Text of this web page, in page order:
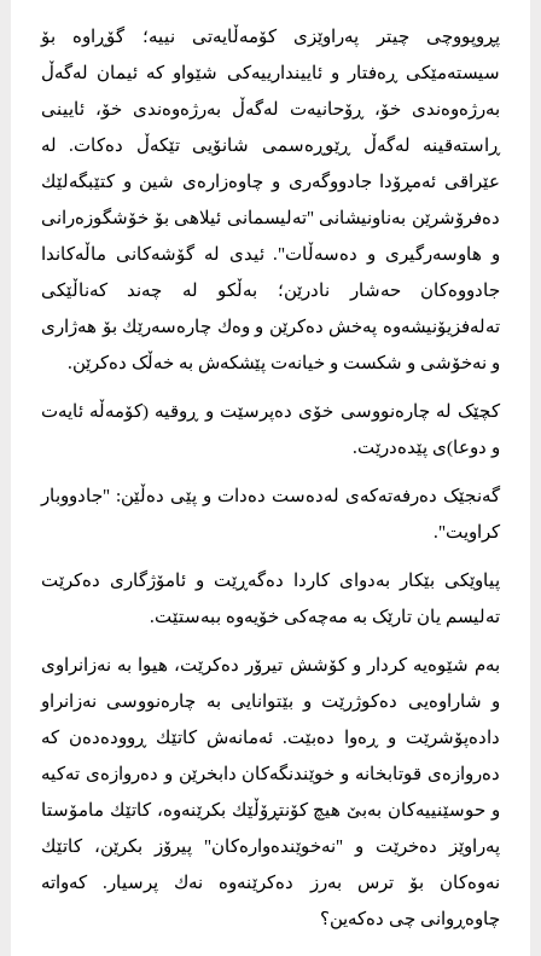
پڕوپووچی چیتر پەراوێزی کۆمەڵایەتی نییە؛ گۆڕاوە بۆ
سیستەمێکی ڕەفتار و ئاییندارییەکی شێواو کە ئیمان لەگەڵ
بەرژەوەندی خۆ، ڕۆحانیەت لەگەڵ بەرژەوەندی خۆ، ئایینی
ڕاستەقینە لەگەڵ ڕێوڕەسمی شانۆیی تێکەڵ دەکات. لە
عێراقی ئەمڕۆدا جادووگەری و چاوەزارەی شین و کتێبگەلێك
دەفرۆشرێن بەناونیشانی "تەلیسمانی ئیلاهی بۆ خۆشگوزەرانی
و هاوسەرگیری و دەسەڵات". ئیدی لە گۆشەکانی ماڵەکاندا
جادووەکان حەشار نادرێن؛ بەڵکو لە چەند کەناڵێکی
تەلەفزیۆنیشەوە پەخش دەکرێن و وەك چارەسەرێك بۆ هەژاری
و نەخۆشی و شکست و خیانەت پێشکەش بە خەڵک دەکرێن.
کچێک لە چارەنووسی خۆی دەپرسێت و ڕوقیە (کۆمەڵە ئایەت
و دوعا)ی پێدەدرێت.
گەنجێک دەرفەتەکەی لەدەست دەدات و پێی دەڵێن: "جادووبار
کراویت".
پیاوێکی بێکار بەدوای کاردا دەگەڕێت و ئامۆژگاری دەکرێت
تەلیسم یان تارێک بە مەچەکی خۆیەوە ببەستێت.
بەم شێوەیە کردار و کۆشش تیرۆر دەکرێت، هیوا بە نەزانراوی
و شاراوەیی دەکوژرێت و بێتوانایی بە چارەنووسی نەزانراو
دادەپۆشرێت و ڕەوا دەبێت. ئەمانەش کاتێك ڕوودەدەن کە
دەروازەی قوتابخانە و خوێندنگەکان دابخرێن و دەروازەی تەکیە
و حوسێنییەکان بەبێ هیچ کۆنتڕۆڵێك بکرێنەوە، کاتێك مامۆستا
پەراوێز دەخرێت و "نەخوێندەوارەکان" پیرۆز بکرێن، کاتێك
نەوەکان بۆ ترس بەرز دەکرێنەوە نەك پرسیار. کەواتە
چاوەڕوانی چی دەکەین؟